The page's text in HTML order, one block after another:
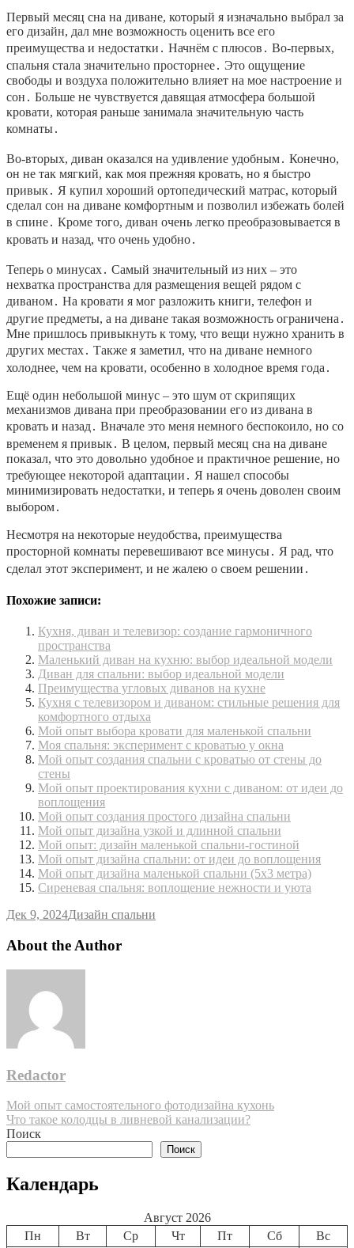
Первый месяц сна на диване, который я изначально выбрал за
его дизайн, дал мне возможность оценить все его
преимущества и недостатки․ Начнём с плюсов․ Во-первых,
спальня стала значительно просторнее․ Это ощущение
свободы и воздуха положительно влияет на мое настроение и
сон․ Больше не чувствуется давящая атмосфера большой
кровати, которая раньше занимала значительную часть
комнаты․
Во-вторых, диван оказался на удивление удобным․ Конечно,
он не так мягкий, как моя прежняя кровать, но я быстро
привык․ Я купил хороший ортопедический матрас, который
сделал сон на диване комфортным и позволил избежать болей
в спине․ Кроме того, диван очень легко преобразовывается в
кровать и назад, что очень удобно․
Теперь о минусах․ Самый значительный из них – это
нехватка пространства для размещения вещей рядом с
диваном․ На кровати я мог разложить книги, телефон и
другие предметы, а на диване такая возможность ограничена․
Мне пришлось привыкнуть к тому, что вещи нужно хранить в
других местах․ Также я заметил, что на диване немного
холоднее, чем на кровати, особенно в холодное время года․
Ещё один небольшой минус – это шум от скрипящих
механизмов дивана при преобразовании его из дивана в
кровать и назад․ Вначале это меня немного беспокоило, но со
временем я привык․ В целом, первый месяц сна на диване
показал, что это довольно удобное и практичное решение, но
требующее некоторой адаптации․ Я нашел способы
минимизировать недостатки, и теперь я очень доволен своим
выбором․
Несмотря на некоторые неудобства, преимущества
просторной комнаты перевешивают все минусы․ Я рад, что
сделал этот эксперимент, и не жалею о своем решении․
Похожие записи:
Кухня, диван и телевизор: создание гармоничного
пространства
Маленький диван на кухню: выбор идеальной модели
Диван для спальни: выбор идеальной модели
Преимущества угловых диванов на кухне
Кухня с телевизором и диваном: стильные решения для
комфортного отдыха
Мой опыт выбора кровати для маленькой спальни
Моя спальня: эксперимент с кроватью у окна
Мой опыт создания спальни с кроватью от стены до
стены
Мой опыт проектирования кухни с диваном: от идеи до
воплощения
Мой опыт создания простого дизайна спальни
Мой опыт дизайна узкой и длинной спальни
Мой опыт: дизайн маленькой спальни-гостиной
Мой опыт дизайна спальни: от идеи до воплощения
Мой опыт дизайна маленькой спальни (5х3 метра)
Сиреневая спальня: воплощение нежности и уюта
Дек 9, 2024Дизайн спальни
About the Author
Redactor
Навигация
по
Мой опыт самостоятельного фотодизайна кухонь
Что такое колодцы в ливневой канализации?
Поиск
Поиск
Календарь
Август 2026
Пн
Вт Ср Чт Пт Сб Вс